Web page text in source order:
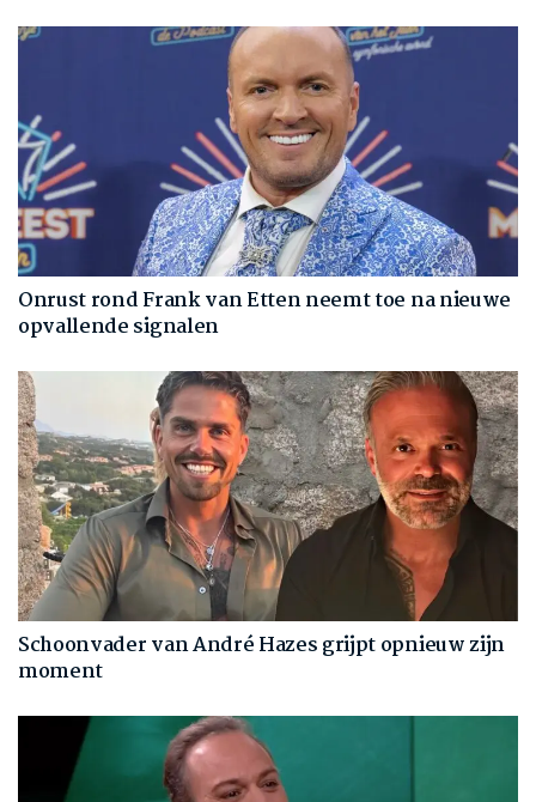
Onrust rond Frank van Etten neemt toe na nieuwe
opvallende signalen
Schoonvader van André Hazes grijpt opnieuw zijn
moment